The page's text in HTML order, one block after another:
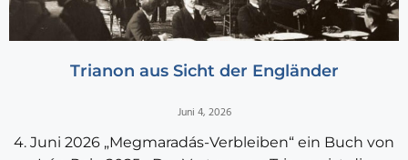
Trianon aus Sicht der Engländer
Juni 4, 2026
4. Juni 2026 „Megmaradás-Verbleiben“ ein Buch von